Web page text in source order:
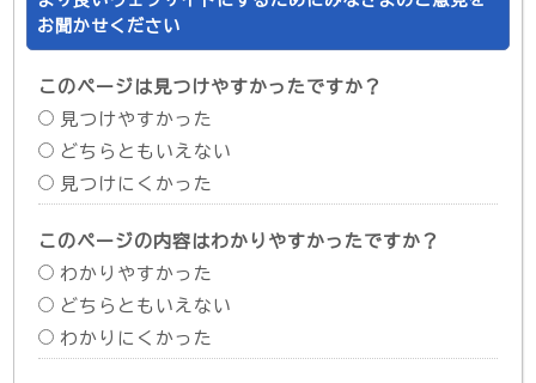
お聞かせください
このページは見つけやすかったですか？
見つけやすかった
どちらともいえない
見つけにくかった
このページの内容はわかりやすかったですか？
わかりやすかった
どちらともいえない
わかりにくかった